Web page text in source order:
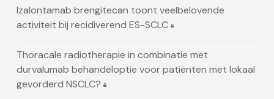
Izalontamab brengitecan toont veelbelovende
activiteit bij recidiverend ES-SCLC
Thoracale radiotherapie in combinatie met
durvalumab behandeloptie voor patiënten met lokaal
gevorderd NSCLC?